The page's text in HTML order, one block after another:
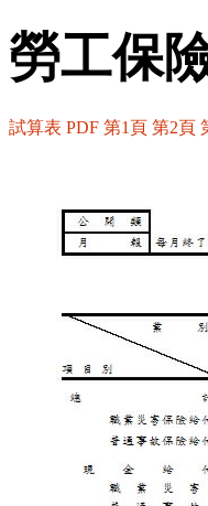
勞工保
試算表 PDF 第1頁 第2頁